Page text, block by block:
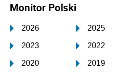
Monitor Polski
2026 2025
2023 2022
2020 2019